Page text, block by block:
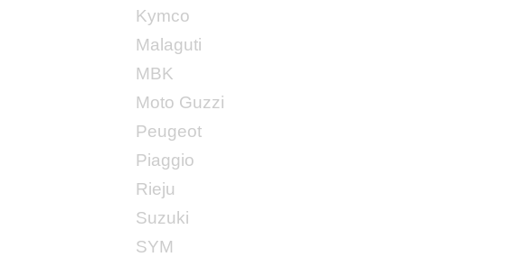
Kymco
Malaguti
MBK
Moto Guzzi
Peugeot
Piaggio
Rieju
Suzuki
SYM